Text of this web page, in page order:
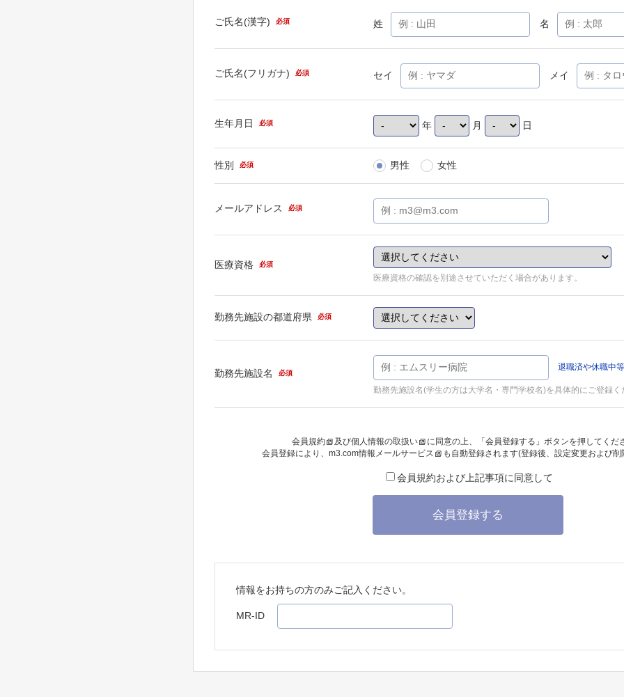
ご氏名(漢字) 必須 姓 名
ご氏名(フリガナ) 必須 セイ メイ
生年月日 必須 年 月 日
性別 必須 男性 女性
メールアドレス 必須
医療資格 必須
医療資格の確認を別途させていただく場合があります。
勤務先施設の都道府県 必須
勤務先施設名 必須
退職済や休職中
勤務先施設名(学生の方は大学名・専門学校名)を具体的にご登録く
会員規約 及び個人情報の取扱い
に同意の上、「会員登録する」ボタンを押してくだ
会員登録により、 m3.com情報メールサービス も自動登録されます(登録後、設定変更および
会員規約および上記事項に同意して
会員登録する
情報をお持ちの方のみご記入ください。
MR-ID